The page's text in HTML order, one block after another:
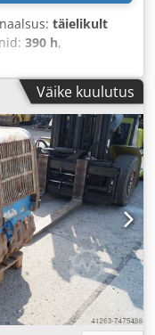
täielikult
390 h,
Väike kuulutus